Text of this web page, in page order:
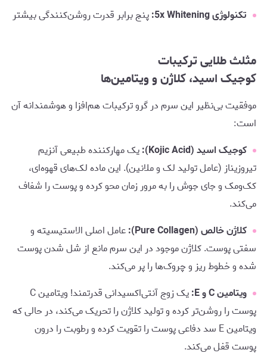
تکنولوژی 5x Whitening:
پنج برابر قدرت روشن‌کنندگی بیشتر
مثلث طلایی ترکیبات
کوجیک اسید، کلاژن و ویتامین‌ها
موفقیت بی‌نظیر این سرم در گرو ترکیبات هم‌افزا و هوشمندانه آن
است:
کوجیک اسید (Kojic Acid):
یک مهارکننده طبیعی آنزیم
تیروزیناز (عامل تولید لک و ملانین). این ماده لک‌های قهوه‌ای،
کک‌ومک و جای جوش را به مرور زمان محو کرده و پوست را شفاف
می‌کند.
کلاژن خالص (Pure Collagen):
عامل اصلی الاستیسیته و
سفتی پوست. کلاژن موجود در این سرم مانع از شل شدن پوست
شده و خطوط ریز و چروک‌ها را پر می‌کند.
ویتامین C و E:
یک زوج آنتی‌اکسیدانی قدرتمند! ویتامین C
پوست را روشن‌تر کرده و تولید کلاژن را تحریک می‌کند، در حالی که
ویتامین E سد دفاعی پوست را تقویت کرده و رطوبت را درون
پوست قفل می‌کند.